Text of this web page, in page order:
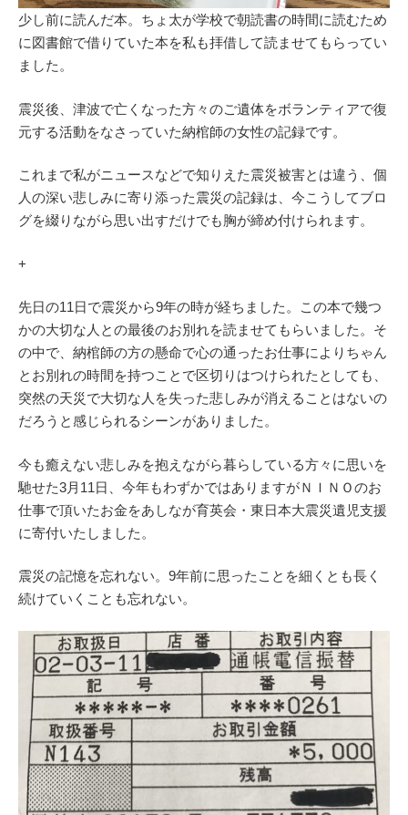
少し前に読んだ本。ちょ太が学校で朝読書の時間に読むため
に図書館で借りていた本を私も拝借して読ませてもらってい
ました。
震災後、津波で亡くなった方々のご遺体をボランティアで復
元する活動をなさっていた納棺師の女性の記録です。
これまで私がニュースなどで知りえた震災被害とは違う、個
人の深い悲しみに寄り添った震災の記録は、今こうしてブロ
グを綴りながら思い出すだけでも胸が締め付けられます。
+
先日の11日で震災から9年の時が経ちました。この本で幾つ
かの大切な人との最後のお別れを読ませてもらいました。そ
の中で、納棺師の方の懸命で心の通ったお仕事によりちゃん
とお別れの時間を持つことで区切りはつけられたとしても、
突然の天災で大切な人を失った悲しみが消えることはないの
だろうと感じられるシーンがありました。
今も癒えない悲しみを抱えながら暮らしている方々に思いを
馳せた3月11日、今年もわずかではありますがＮＩＮＯのお
仕事で頂いたお金をあしなが育英会・東日本大震災遺児支援
に寄付いたしました。
震災の記憶を忘れない。9年前に思ったことを細くとも長く
続けていくことも忘れない。